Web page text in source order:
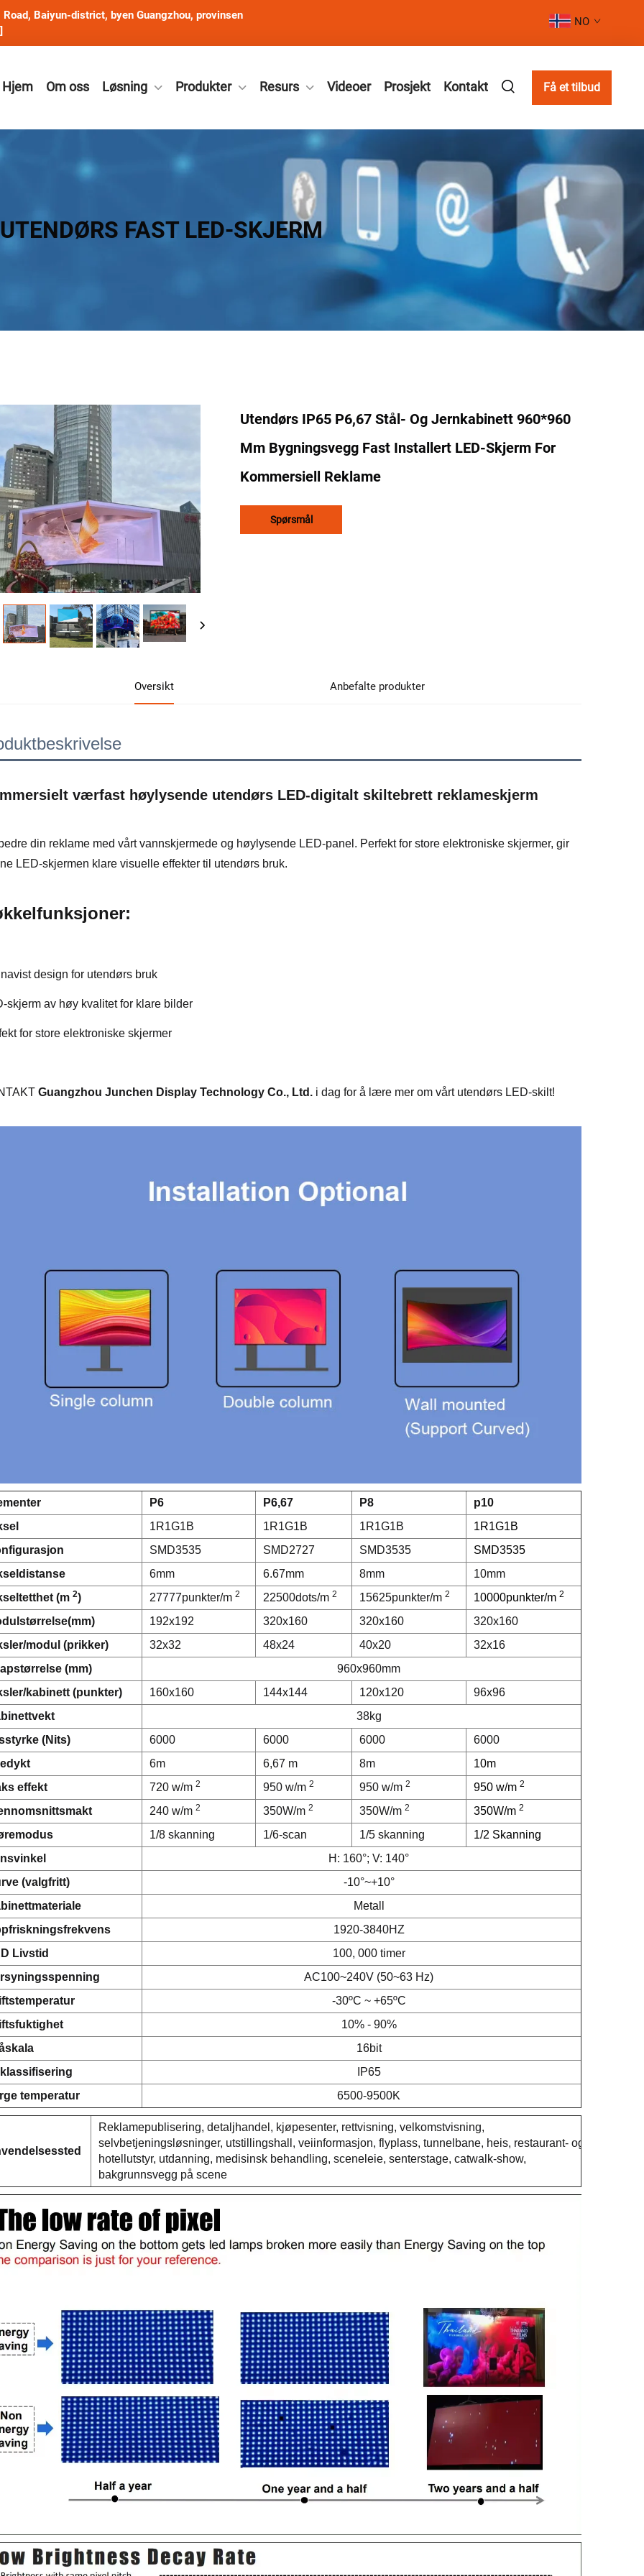
Baiyun-district, byen Guangzhou, provinsen
NO
Hjem Om oss Løsning Produkter Resurs Videoer Prosjekt Kontakt Få et tilbud
UTENDØRS FAST LED-SKJERM
Utendørs IP65 P6,67 Stål- Og Jernkabinett 960*960
Mm Bygningsvegg Fast Installert LED-Skjerm For
Kommersiell Reklame
Spørsmål
Oversikt Anbefalte produkter
værfast høylysende utendørs LED-digitalt skiltebrett reklameskjerm
din reklame med vårt vannskjermede og høylysende LED-panel. Perfekt for store elektroniske skjermer, gir
LED-skjermen klare visuelle effekter til utendørs bruk.
design for utendørs bruk
skjerm av høy kvalitet for klare bilder
for store elektroniske skjermer
Guangzhou Junchen Display Technology Co., Ltd. i dag for å lære mer om vårt utendørs LED-skilt!
P6 P6,67 P8
p10
1R1G1B 1R1G1B 1R1G1B
1R1G1B
SMD3535 SMD2727 SMD3535
SMD3535
6mm 6.67mm 8mm
10mm
(m 2) 27777punkter/m 2 22500dots/m 2 15625punkter/m 2 10000punkter/m 2
192x192 320x160 320x160
320x160
modul (prikker)
32x32 48x24 40x20
32x16
(mm)
960x960mm
kabinett (punkter)
160x160 144x144 120x120
96x96
38kg
(Nits)
6000 6000 6000
6000
6m 6,67 m 8m
10m
effekt
720 w/m 2 950 w/m 2 950 w/m 2 950 w/m 2
240 w/m 2 350W/m 2 350W/m 2 350W/m 2
1/8 skanning 1/6-scan 1/5 skanning
1/2 Skanning
H: 160°; V: 140°
(valgfritt)
-10°~+10°
Metall
1920-3840HZ
Livstid
100, 000 timer
AC100~240V (50~63 Hz)
-30ºC ~ +65ºC
10% - 90%
16bit
klassifisering
IP65
temperatur
6500-9500K
Reklamepublisering, detaljhandel, kjøpesenter, rettvisning, velkomstvisning,
selvbetjeningsløsninger, utstillingshall, veiinformasjon, flyplass, tunnelbane, heis, restaurant- og
hotellutstyr, utdanning, medisinsk behandling, sceneleie, senterstage, catwalk-show,
bakgrunnsvegg på scene